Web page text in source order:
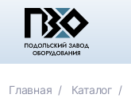
Главная Каталог